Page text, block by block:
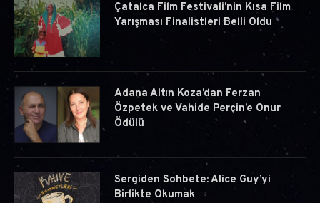
Çatalca Film Festivali’nin Kısa Film
Yarışması Finalistleri Belli Oldu
Adana Altın Koza’dan Ferzan
Özpetek ve Vahide Perçin’e Onur
Ödülü
Sergiden Sohbete: Alice Guy’yi
Birlikte Okumak